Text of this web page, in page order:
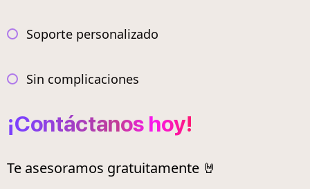
Soporte personalizado
Sin complicaciones
¡Contáctanos hoy!
Te asesoramos gratuitamente 🤘